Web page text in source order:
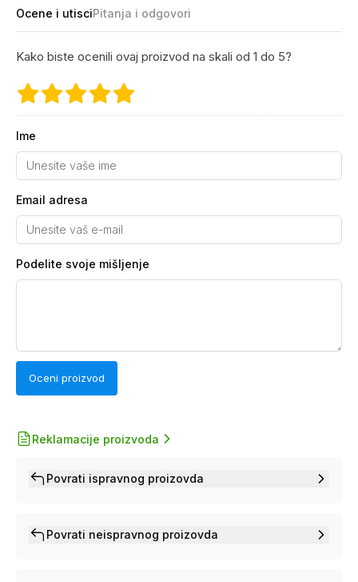
Ocene i utisciPitanja i odgovori
Kako biste ocenili ovaj proizvod na skali od 1 do 5?
Ime
Email adresa
Podelite svoje mišljenje
Oceni proizvod
Reklamacije proizvoda
Povrati ispravnog proizovda
Povrati neispravnog proizovda